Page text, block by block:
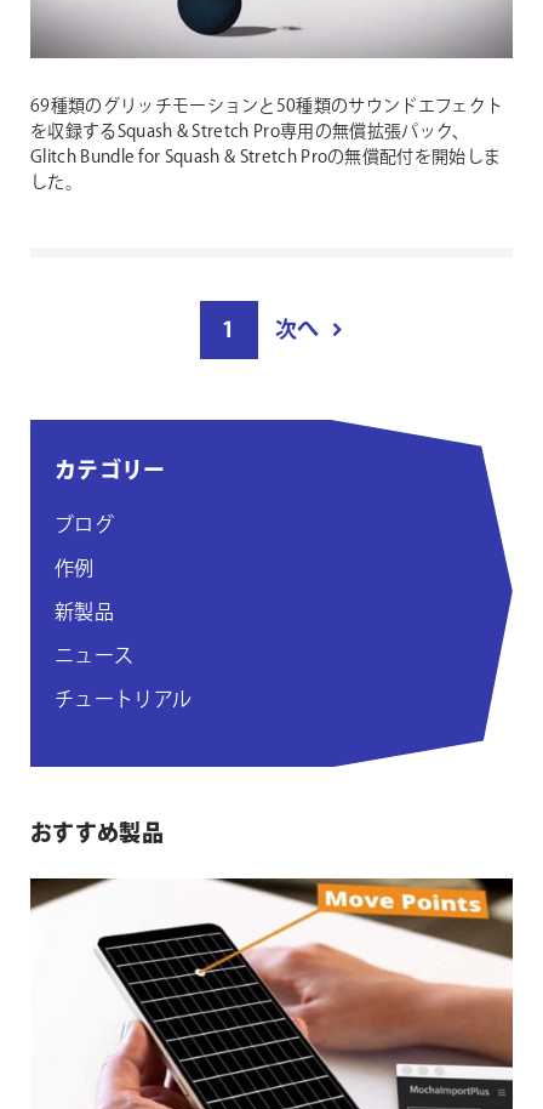
69種類のグリッチモーションと50種類のサウンドエフェクト
を収録するSquash & Stretch Pro専用の無償拡張パック、
Glitch Bundle for Squash & Stretch Proの無償配付を開始しま
した。
ー
1 次へ
カテゴリー
ブログ
作例
新製品
ニュース
チュートリアル
おすすめ製品